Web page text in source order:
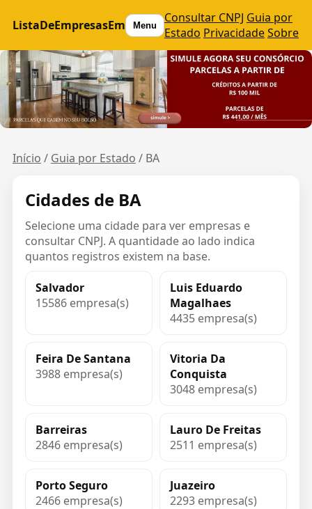
ListaDeEmpresasEm Menu Consultar CNPJ Guia por
Estado PrivacidadeSobre
Início / Guia por Estado / BA
Cidades de BA
Selecione uma cidade para ver empresas e
consultar CNPJ. A quantidade ao lado indica
quantos registros existem na base.
Salvador
15586 empresa(s)
Luis Eduardo
Magalhaes
4435 empresa(s)
Feira De Santana
3988 empresa(s)
Vitoria Da
Conquista
3048 empresa(s)
Barreiras
2846 empresa(s)
Lauro De Freitas
2511 empresa(s)
Porto Seguro
2466 empresa(s)
Juazeiro
2293 empresa(s)